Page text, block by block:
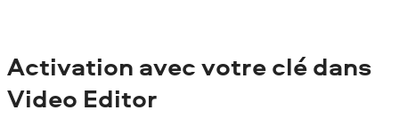
Activation avec votre clé dans
Video Editor